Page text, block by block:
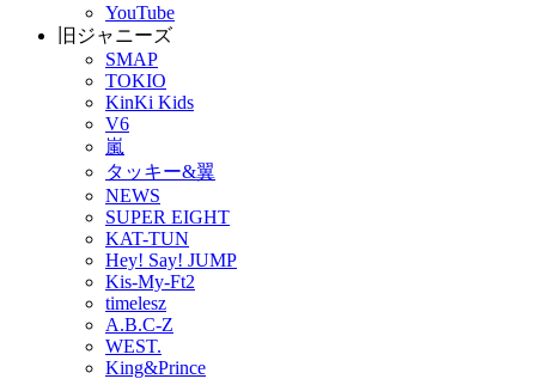
YouTube
旧ジャニーズ
SMAP
TOKIO
KinKi Kids
V6
嵐
タッキー&翼
NEWS
SUPER EIGHT
KAT-TUN
Hey! Say! JUMP
Kis-My-Ft2
timelesz
A.B.C-Z
WEST.
King&Prince